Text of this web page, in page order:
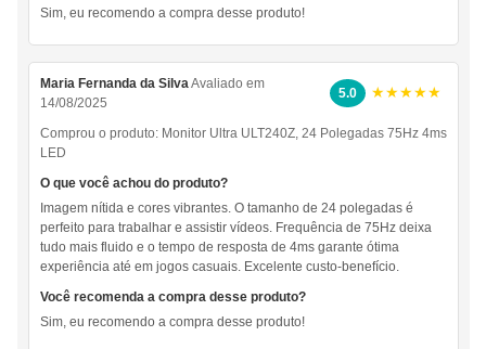
Sim, eu recomendo a compra desse produto!
Maria Fernanda da SilvaAvaliado em
14/08/2025
5.0 ★★★★★
Comprou o produto: Monitor Ultra ULT240Z, 24 Polegadas 75Hz 4ms
LED
O que você achou do produto?
Imagem nítida e cores vibrantes. O tamanho de 24 polegadas é
perfeito para trabalhar e assistir vídeos. Frequência de 75Hz deixa
tudo mais fluido e o tempo de resposta de 4ms garante ótima
experiência até em jogos casuais. Excelente custo-benefício.
Você recomenda a compra desse produto?
Sim, eu recomendo a compra desse produto!